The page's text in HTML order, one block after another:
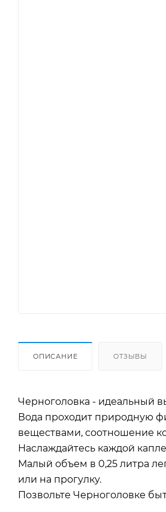
ОПИСАНИЕ ОТЗЫВЫ
Черноголовка - идеальный
Вода проходит природную
веществами, соотношение
Наслаждайтесь каждой
Малый объем в 0,25 литра
или на прогулку.
Позвольте Черноголовке